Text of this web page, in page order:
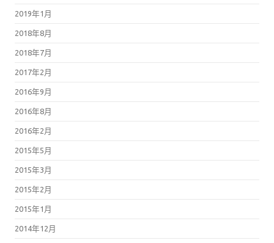
2019年1月
2018年8月
2018年7月
2017年2月
2016年9月
2016年8月
2016年2月
2015年5月
2015年3月
2015年2月
2015年1月
2014年12月